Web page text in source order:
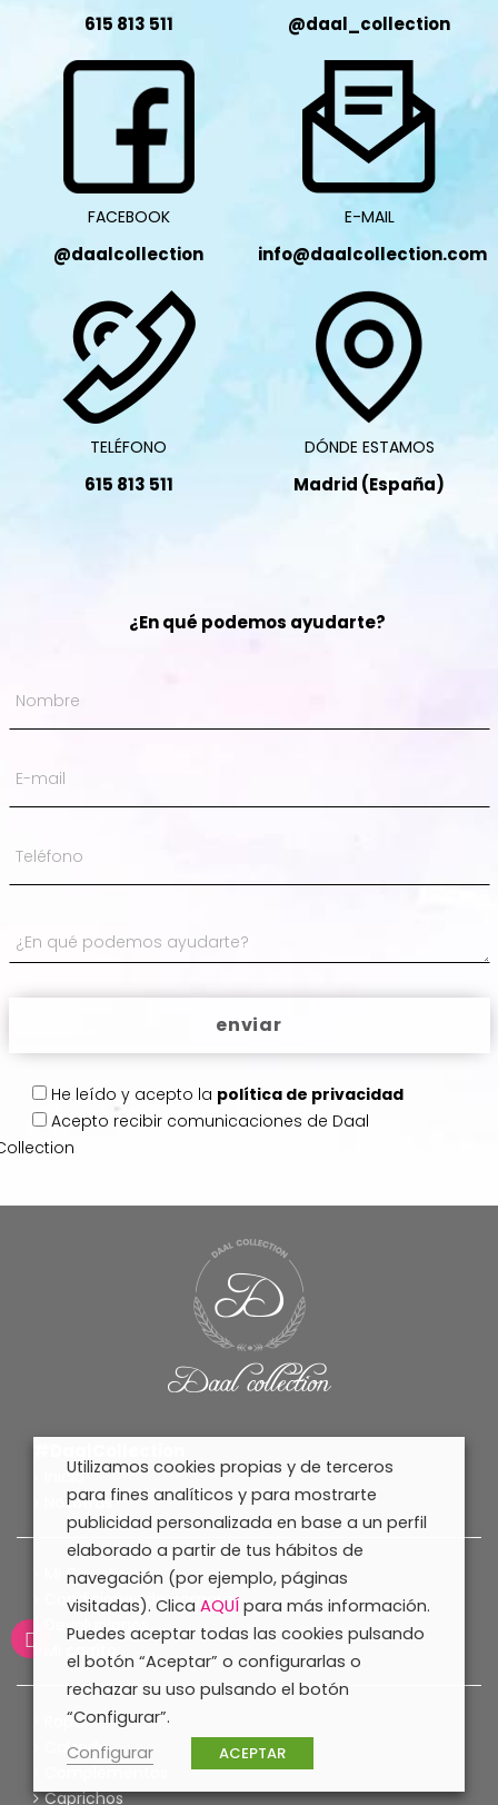
615 813 511 @daal_collection
FACEBOOK
@daalcollection
E-MAIL
info@daalcollection.com
TELÉFONO
615 813 511
DÓNDE ESTAMOS
Madrid (España)
¿En qué podemos ayudarte?
He leído y acepto la política de privacidad
Acepto recibir comunicaciones de Daal
Inicio
Nosotras
Mi Cuenta
Condiciones de compra
Devoluciones
Mi carrito
Ropa
Calzado
Complementos
Caprichos
Utilizamos cookies propias y de terceros
para fines analíticos y para mostrarte
publicidad personalizada en base a un perfil
elaborado a partir de tus hábitos de
navegación (por ejemplo, páginas
visitadas). Clica AQUÍ para más información.
Puedes aceptar todas las cookies pulsando
el botón “Aceptar” o configurarlas o
rechazar su uso pulsando el botón
“Configurar”.
Configurar
ACEPTAR